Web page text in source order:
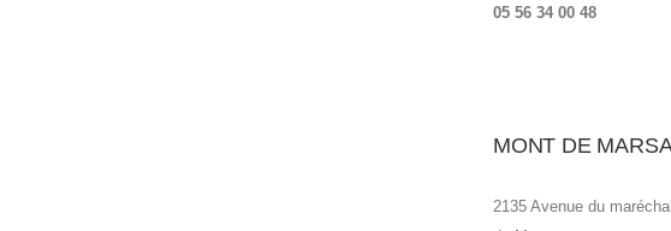
05 56 34 00 48
MONT DE
2135 Avenue du